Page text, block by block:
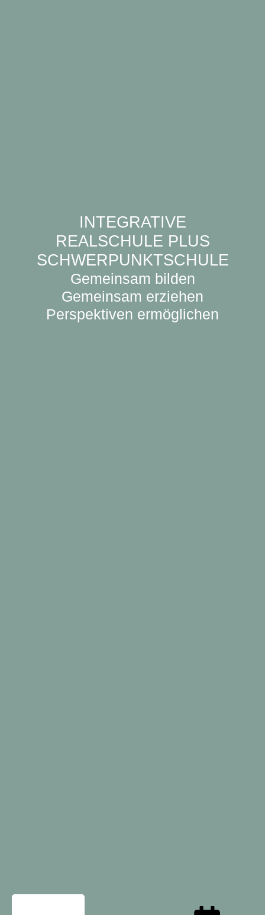
INTEGRATIVE
REALSCHULE PLUS
SCHWERPUNKTSCHULE
Gemeinsam bilden
Gemeinsam erziehen
Perspektiven ermöglichen